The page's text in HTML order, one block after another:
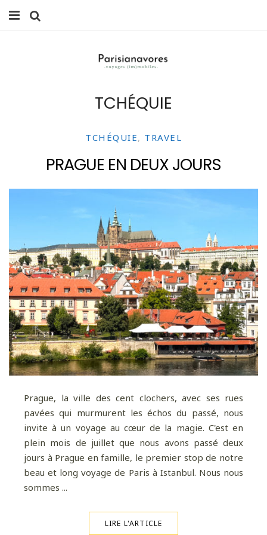
FAMILLE
VOYAGES
BALADES À PARIS
0 ITEMS -0,00€
TCHÉQUIE
TCHÉQUIE, TRAVEL
PRAGUE EN DEUX JOURS
Prague, la ville des cent clochers, avec ses rues
pavées qui murmurent les échos du passé, nous
invite à un voyage au cœur de la magie. C'est en
plein mois de juillet que nous avons passé deux
jours à Prague en famille, le premier stop de notre
beau et long voyage de Paris à Istanbul. Nous nous
sommes ...
LIRE L'ARTICLE